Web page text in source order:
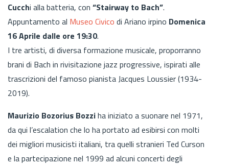
Cucchi alla batteria, con “Stairway to Bach”.
Appuntamento al Museo Civico di Ariano irpino Domenica
16 Aprile dalle ore 19:30.
I tre artisti, di diversa formazione musicale, proporranno
brani di Bach in rivisitazione jazz progressive, ispirati alle
trascrizioni del famoso pianista Jacques Loussier (1934-
2019).
Maurizio Bozorius Bozziha iniziato a suonare nel 1971,
da qui l’escalation che lo ha portato ad esibirsi con molti
dei migliori musicisti italiani, tra quelli stranieri Ted Curson
e la partecipazione nel 1999 ad alcuni concerti degli